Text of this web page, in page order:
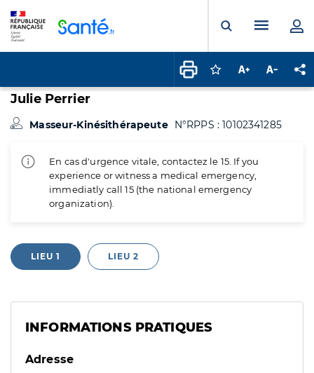
Ouvrir laMenu
Connectez-vous
Augmenter la
Julie Perrier
Masseur-Kinésithérapeute N°RPPS : 10102341285
En cas d'urgence vitale, contactez le 15. If you
experience or witness a medical emergency,
immediatly call 15 (the national emergency
organization).
LIEU 1 LIEU 2
INFORMATIONS PRATIQUES
Adresse